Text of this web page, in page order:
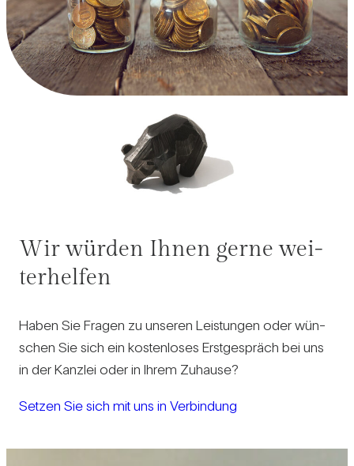
Wir würden Ihnen gerne wei­
ter­helfen
Haben Sie Fragen zu unseren Leis­tungen oder wün­
schen Sie sich ein kos­ten­loses Erst­ge­spräch bei uns
in der Kanzlei oder in Ihrem Zuhause?
Setzen Sie sich mit uns in Ver­bin­dung